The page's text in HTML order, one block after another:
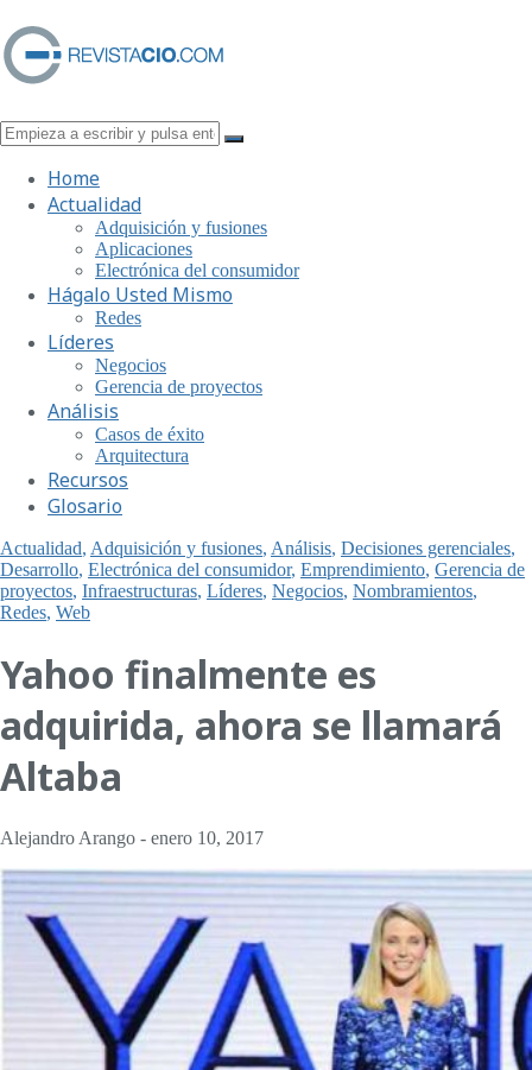
Home
Actualidad
Adquisición y fusiones
Aplicaciones
Electrónica del consumidor
Hágalo Usted Mismo
Redes
Líderes
Negocios
Gerencia de proyectos
Análisis
Casos de éxito
Arquitectura
Recursos
Glosario
Actualidad, Adquisición y fusiones, Análisis, Decisiones gerenciales,
Desarrollo, Electrónica del consumidor, Emprendimiento, Gerencia de
proyectos, Infraestructuras, Líderes, Negocios, Nombramientos,
Redes, Web
Yahoo finalmente es
adquirida, ahora se llamará
Altaba
Alejandro Arango - enero 10, 2017